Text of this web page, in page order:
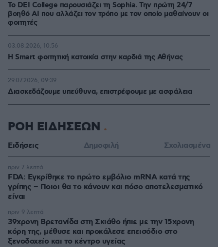
Το DEI College παρουσιάζει τη Sophia. Την πρώτη 24/7
βοηθό AI που αλλάζει τον τρόπο με τον οποίο μαθαίνουν οι
φοιτητές
Η Smart φοιτητική κατοικία στην καρδιά της Αθήνας
03.08.2026, 10:56
Διασκεδάζουμε υπεύθυνα, επιστρέφουμε με ασφάλεια
29.07.2026, 09:39
ΡΟΗ ΕΙΔΗΣΕΩΝ
Ειδήσεις Δημοφιλή Σχολιασμένα
FDA: Εγκρίθηκε το πρώτο εμβόλιο mRNA κατά της
γρίπης – Ποιοι θα το κάνουν και πόσο αποτελεσματικό
είναι
πριν 7 λεπτά
39χρονη Βρετανίδα στη Σκιάθο ήπιε με την 15χρονη
κόρη της, μέθυσε και προκάλεσε επεισόδιο στο
ξενοδοχείο και το κέντρο υγείας
πριν 9 λεπτά